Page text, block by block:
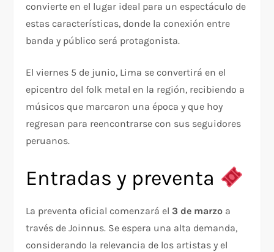
convierte en el lugar ideal para un espectáculo de
estas características, donde la conexión entre
banda y público será protagonista.
El viernes 5 de junio, Lima se convertirá en el
epicentro del folk metal en la región, recibiendo a
músicos que marcaron una época y que hoy
regresan para reencontrarse con sus seguidores
peruanos.
Entradas y preventa
La preventa oficial comenzará el3 de marzo a
través de Joinnus. Se espera una alta demanda,
considerando la relevancia de los artistas y el